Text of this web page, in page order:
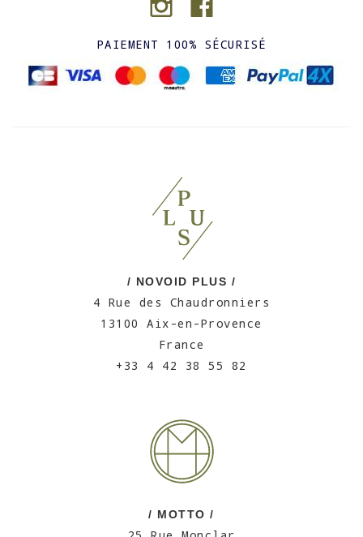
PAIEMENT 100% SÉCURISÉ
/ NOVOID PLUS /
4 Rue des Chaudronniers
13100 Aix-en-Provence
France
+33 4 42 38 55 82
/ MOTTO /